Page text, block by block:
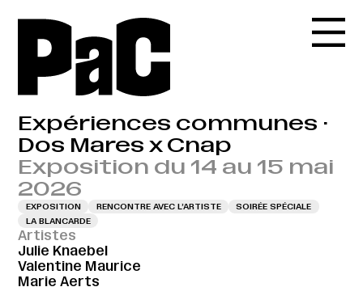
Expériences communes ·
Dos Mares x Cnap
Exposition du 14 au 15 mai
2026
EXPOSITION RENCONTRE AVEC L’ARTISTE
SOIRÉE SPÉCIALE
LA BLANCARDE
Artistes
Julie Knaebel
Valentine Maurice
Marie Aerts